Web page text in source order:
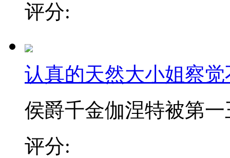
评分:
认真的天然大小姐察
侯爵千金伽涅特被第一
评分: